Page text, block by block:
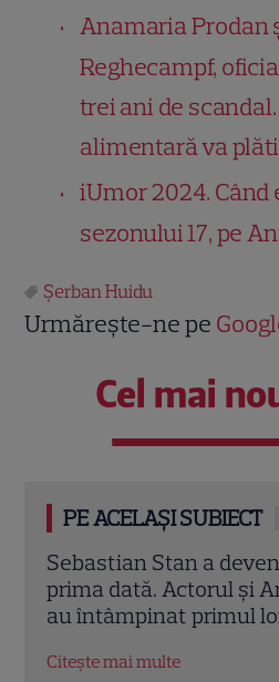
Anamaria Prodan
Reghecampf,
trei ani de
alimentară va
iUmor 2024. Când
sezonului 17, pe
Şerban Huidu
Urmărește-ne pe
Cel mai
PE ACELAȘI SUBIECT
tată pentru
Wallis
copil
Adelina
împlinit